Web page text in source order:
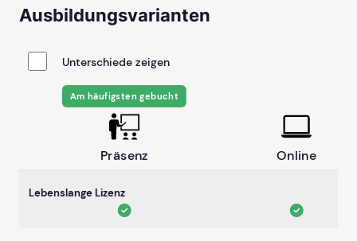
Ausbildungsvarianten
Unterschiede zeigen
Präsenz
Am häufigsten gebucht
Online
Lebenslange Lizenz